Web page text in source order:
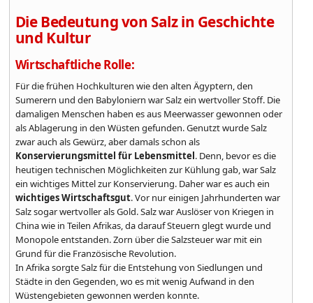
Die Bedeutung von Salz in Geschichte
und Kultur
Wirtschaftliche Rolle:
Für die frühen Hochkulturen wie den alten Ägyptern, den
Sumerern und den Babyloniern war Salz ein wertvoller Stoff. Die
damaligen Menschen haben es aus Meerwasser gewonnen oder
als Ablagerung in den Wüsten gefunden. Genutzt wurde Salz
zwar auch als Gewürz, aber damals schon als
Konservierungsmittel für Lebensmittel. Denn, bevor es die
heutigen technischen Möglichkeiten zur Kühlung gab, war Salz
ein wichtiges Mittel zur Konservierung. Daher war es auch ein
wichtiges Wirtschaftsgut. Vor nur einigen Jahrhunderten war
Salz sogar wertvoller als Gold. Salz war Auslöser von Kriegen in
China wie in Teilen Afrikas, da darauf Steuern glegt wurde und
Monopole entstanden. Zorn über die Salzsteuer war mit ein
Grund für die Französische Revolution.
In Afrika sorgte Salz für die Entstehung von Siedlungen und
Städte in den Gegenden, wo es mit wenig Aufwand in den
Wüstengebieten gewonnen werden konnte.